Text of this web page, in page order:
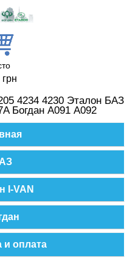
4234 4230 Эталон БАЗ
Богдан А091 А092
I-VAN
и оплата